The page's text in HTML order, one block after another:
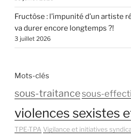
Fructôse : l’impunité d’un artiste
va durer encore longtemps ?!
3 juillet 2026
Mots-clés
sous-traitancesous-
violences sexistes
TPE-TPA Vigilance et initiatives